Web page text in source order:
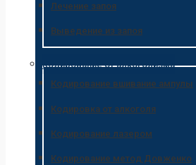
Лечение запоя
Выведение из запоя
Кодирование от алкоголизма
Кодирование вшивание ампулы
Кодировка от алкоголя
Кодирование лазером
Кодирование метод Довженко